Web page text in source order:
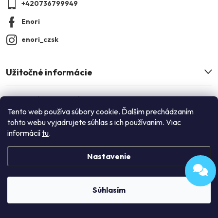
Tento web používa súbory cookie. Ďalším prechádzaním
tohto webu vyjadrujete súhlas s ich používaním. Viac
informáciítu.
Nastavenie
Súhlasím
Užitočné informácie
Informácie pre vás
+420736799949
Enori
enori_czsk
Instagram